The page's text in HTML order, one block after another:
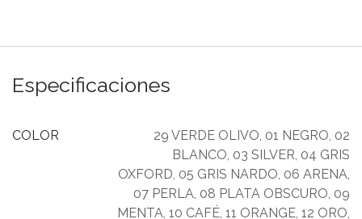
Especificaciones
COLOR 29 VERDE OLIVO, 01 NEGRO, 02
BLANCO, 03 SILVER, 04 GRIS
OXFORD, 05 GRIS NARDO, 06 ARENA,
07 PERLA, 08 PLATA OBSCURO, 09
MENTA, 10 CAFÉ, 11 ORANGE, 12 ORO,